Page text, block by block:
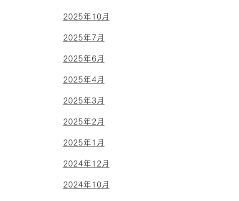
2025年10月
2025年7月
2025年6月
2025年4月
2025年3月
2025年2月
2025年1月
2024年12月
2024年10月